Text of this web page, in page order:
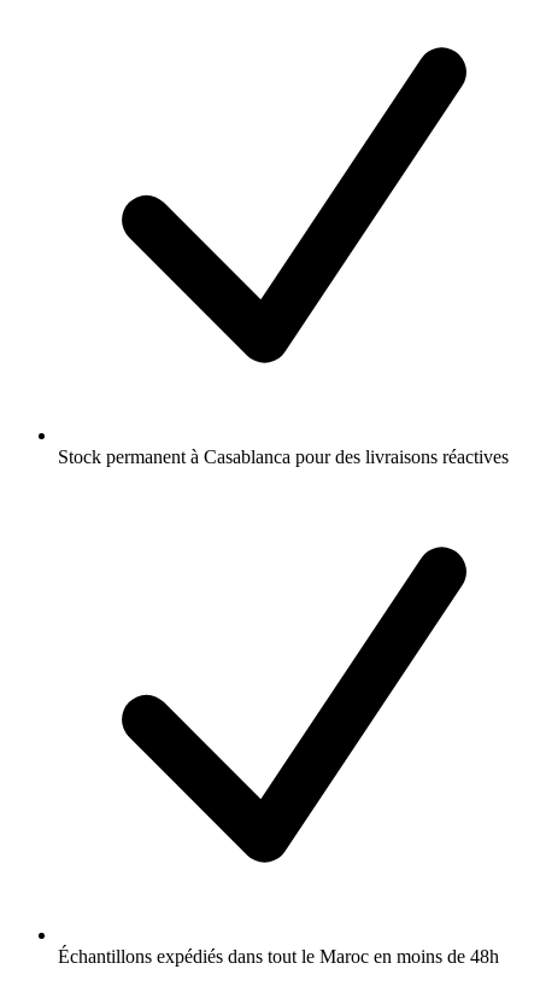
Stock permanent à Casablanca pour des livraisons réactives
Échantillons expédiés dans tout le Maroc en moins de 48h